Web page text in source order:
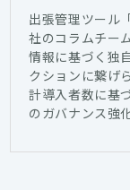
出張管理ツール
社のコラムチー
情報に基づく独
クションに繋げ
計導入者数に基
のガバナンス強